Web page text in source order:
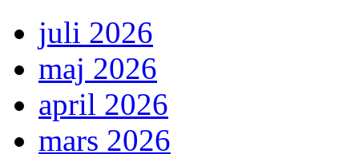
juli 2026
maj 2026
april 2026
mars 2026